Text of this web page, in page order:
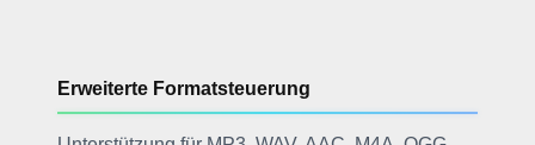
Erweiterte Formatsteuerung